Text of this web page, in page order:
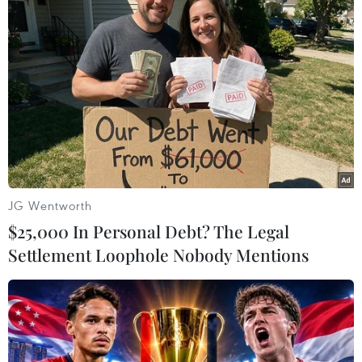
#Hòa Phát #gia cầm #trứng gà
#lợi nhuận
#thị trường chăn nuôi
#sản lượng trứng
#phát triển thị trường
Theo dõi VietnamPlus
TIN LIÊN QUAN
JG Wentworth
$25,000 In Personal Debt? The Legal
Settlement Loophole Nobody Mentions